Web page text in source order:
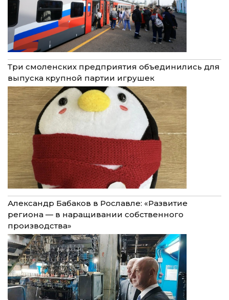
Три смоленских предприятия объединились для
выпуска крупной партии игрушек
Александр Бабаков в Рославле: «Развитие
региона — в наращивании собственного
производства»